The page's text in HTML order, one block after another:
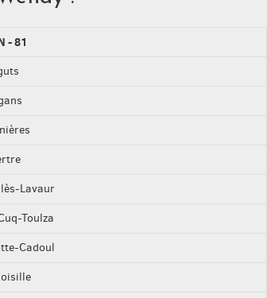
- 81
Lavaur
Toulza
Cadoul